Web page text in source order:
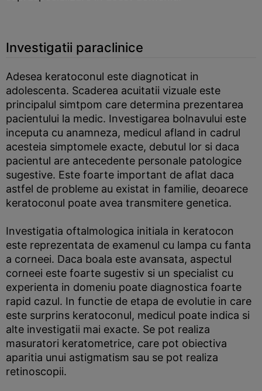
Investigatii paraclinice
Adesea keratoconul este diagnoticat in
adolescenta. Scaderea acuitatii vizuale este
principalul simtpom care determina prezentarea
pacientului la medic. Investigarea bolnavului este
inceputa cu anamneza, medicul afland in cadrul
acesteia simptomele exacte, debutul lor si daca
pacientul are antecedente personale patologice
sugestive. Este foarte important de aflat daca
astfel de probleme au existat in familie, deoarece
keratoconul poate avea transmitere genetica.
Investigatia oftalmologica initiala in keratocon
este reprezentata de examenul cu lampa cu fanta
a corneei. Daca boala este avansata, aspectul
corneei este foarte sugestiv si un specialist cu
experienta in domeniu poate diagnostica foarte
rapid cazul. In functie de etapa de evolutie in care
este surprins keratoconul, medicul poate indica si
alte investigatii mai exacte. Se pot realiza
masuratori keratometrice, care pot obiectiva
aparitia unui astigmatism sau se pot realiza
retinoscopii.